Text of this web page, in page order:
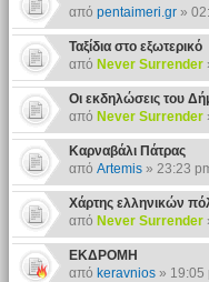
από pentaimeri.gr»
Ταξίδια στο εξωτερικό
από Never Surrender
Οι εκδηλώσεις του
από Never Surrender
Kαρναβάλι Πάτρας
από Artemis» 23:23
Χάρτης ελληνικών
από Never Surrender
ΕΚΔΡΟΜΗ
από keravnios» 19:05